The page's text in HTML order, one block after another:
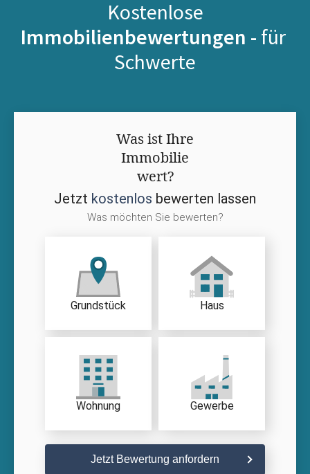
Kostenlose
Immobilienbewertungen - für
Schwerte
Was ist Ihre
Immobilie
wert?
Jetzt kostenlos bewerten lassen
Was möchten Sie bewerten?
Grundstück Haus
Wohnung Gewerbe
Jetzt Bewertung anfordern